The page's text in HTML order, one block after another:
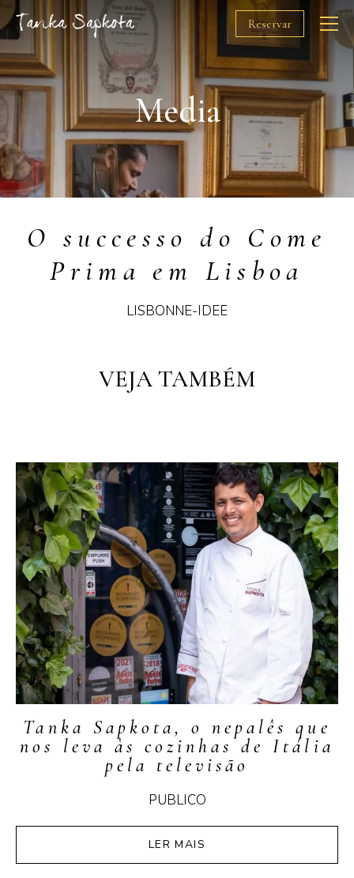
Reservar
O Chef
Restaurantes
Prémios
Solidariedade
Media
EN
Media
O successo do Come
Prima em Lisboa
LISBONNE-IDEE
VEJA TAMBÉM
Tanka Sapkota, o nepalês que
nos leva às cozinhas de Itália
pela televisão
PUBLICO
LER MAIS